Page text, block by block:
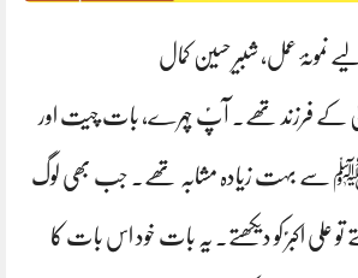
نمونۂ عمل، شبیر حسین کمال
حسینؑ کے فرزند تھے۔ آپؑ چہرے، بات چیت اور
ﷺ سے بہت زیادہ مشابہ تھے۔ جب بھی لوگ
تو علی اکبرؑ کو دیکھتے۔ یہ بات خود اس بات کا